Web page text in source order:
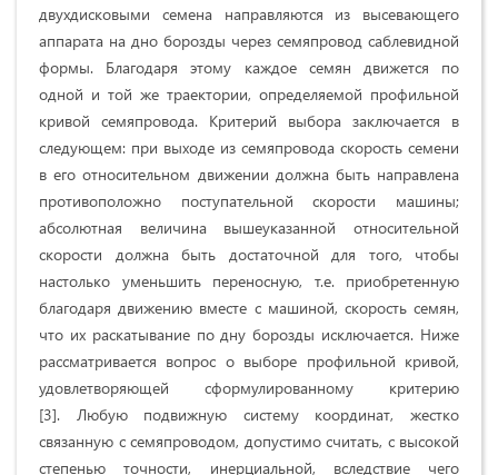
двухдисковыми семена направляются из высевающего
аппарата на дно борозды через семяпровод саблевидной
формы. Благодаря этому каждое семян движется по
одной и той же траектории, определяемой профильной
кривой семяпровода. Критерий выбора заключается в
следующем: при выходе из семяпровода скорость семени
в его относительном движении должна быть направлена
противоположно поступательной скорости машины;
абсолютная величина вышеуказанной относительной
скорости должна быть достаточной для того, чтобы
настолько уменьшить переносную, т.е. приобретенную
благодаря движению вместе с машиной, скорость семян,
что их раскатывание по дну борозды исключается. Ниже
рассматривается вопрос о выборе профильной кривой,
удовлетворяющей сформулированному критерию
[3]. Любую подвижную систему координат, жестко
связанную с семяпроводом, допустимо считать, с высокой
степенью точности, инерциальной, вследствие чего